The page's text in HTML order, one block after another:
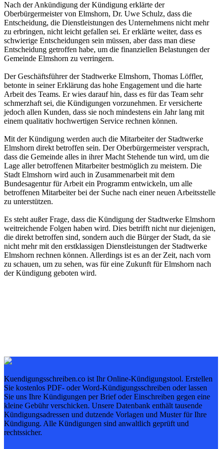
Nach der Ankündigung der Kündigung erklärte der
Oberbürgermeister von Elmshorn, Dr. Uwe Schulz, dass die
Entscheidung, die Dienstleistungen des Unternehmens nicht mehr
zu erbringen, nicht leicht gefallen sei. Er erklärte weiter, dass es
schwierige Entscheidungen sein müssen, aber dass man diese
Entscheidung getroffen habe, um die finanziellen Belastungen der
Gemeinde Elmshorn zu verringern.
Der Geschäftsführer der Stadtwerke Elmshorn, Thomas Löffler,
betonte in seiner Erklärung das hohe Engagement und die harte
Arbeit des Teams. Er wies darauf hin, dass es für das Team sehr
schmerzhaft sei, die Kündigungen vorzunehmen. Er versicherte
jedoch allen Kunden, dass sie noch mindestens ein Jahr lang mit
einem qualitativ hochwertigen Service rechnen können.
Mit der Kündigung werden auch die Mitarbeiter der Stadtwerke
Elmshorn direkt betroffen sein. Der Oberbürgermeister versprach,
dass die Gemeinde alles in ihrer Macht Stehende tun wird, um die
Lage aller betroffenen Mitarbeiter bestmöglich zu meistern. Die
Stadt Elmshorn wird auch in Zusammenarbeit mit dem
Bundesagentur für Arbeit ein Programm entwickeln, um alle
betroffenen Mitarbeiter bei der Suche nach einer neuen Arbeitsstelle
zu unterstützen.
Es steht außer Frage, dass die Kündigung der Stadtwerke Elmshorn
weitreichende Folgen haben wird. Dies betrifft nicht nur diejenigen,
die direkt betroffen sind, sondern auch die Bürger der Stadt, da sie
nicht mehr mit den erstklassigen Dienstleistungen der Stadtwerke
Elmshorn rechnen können. Allerdings ist es an der Zeit, nach vorn
zu schauen, um zu sehen, was für eine Zukunft für Elmshorn nach
der Kündigung geboten wird.
Kuendigungsschreiben.co ist Ihr Online-Kündigungstool. Erstellen
Sie kostenlos PDF- oder Word-Kündigungsschreiben oder lassen
Sie uns Ihre Kündigungen per Brief oder Einschreiben gegen eine
kleine Gebühr verschicken. Unsere Datenbank enthält tausende
Kündigungsadressen und dutzende Vorlagen und Muster für Ihre
Kündigung. Alle Kündigungen sind anwaltlich geprüft und
rechtssicher.